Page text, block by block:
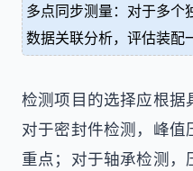
多点同步测量：对于多个
数据关联分析，评估装配
检测项目的选择应根据
对于密封件检测，峰
重点；对于轴承检测